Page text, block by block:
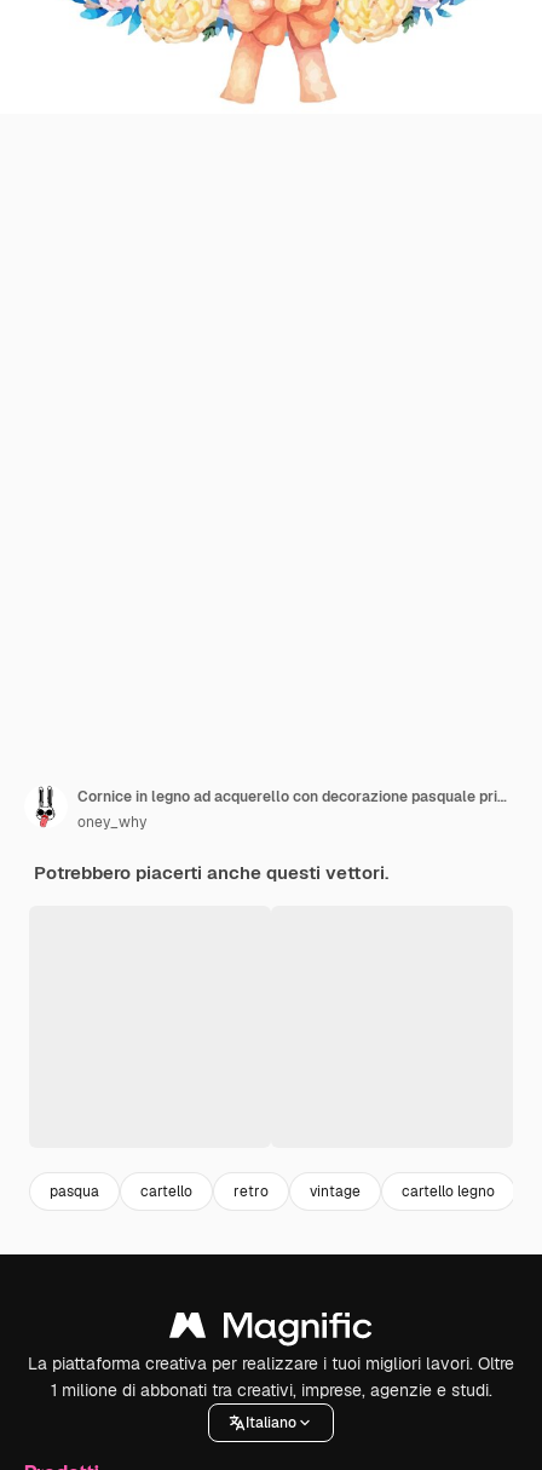
Cornice in legno ad acquerello con decorazione pasquale primaverile Illustrazione vettorialexA
oney_why
Potrebbero piacerti anche questi vettori.
pasqua cartello retro vintage cartello legno
La piattaforma creativa per realizzare i tuoi migliori lavori. Oltre
1 milione di abbonati tra creativi, imprese, agenzie e studi.
Italiano